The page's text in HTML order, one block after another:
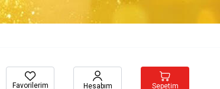
Favorilerim Hesabım Sepetim